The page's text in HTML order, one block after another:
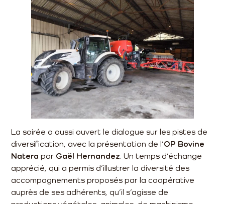
La soirée a aussi ouvert le dialogue sur les pistes de
diversification, avec la présentation de l’OP Bovine
Natera par Gaël Hernandez. Un temps d’échange
apprécié, qui a permis d’illustrer la diversité des
accompagnements proposés par la coopérative
auprès de ses adhérents, qu’il s’agisse de